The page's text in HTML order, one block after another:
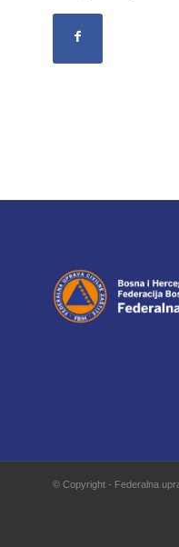
© Copyright - Federalna